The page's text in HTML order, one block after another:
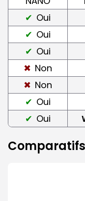
Oui
Oui
Oui
Non
Non
Oui
Oui